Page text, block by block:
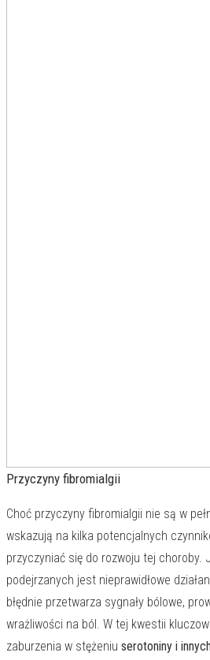
Przyczyny fibromialgii
Choć przyczyny fibromialgii nie są w
wskazują na kilka potencjalnych
przyczyniać się do rozwoju tej choroby.
podejrzanych jest nieprawidłowe
błędnie przetwarza sygnały bólowe,
wrażliwości na ból. W tej kwestii
zaburzenia w stężeniu serotoniny i